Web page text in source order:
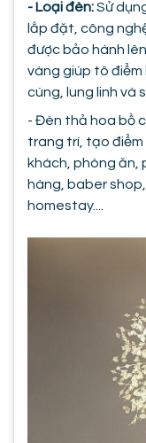
- Loại đèn:Sử
lắp đặt, công
được bảo hành
vàng giúp tô
cúng, lung linh và
- Đèn thả hoa bồ
trang trí, tạo
khách, phòng ăn,
hàng, baber
homestay....